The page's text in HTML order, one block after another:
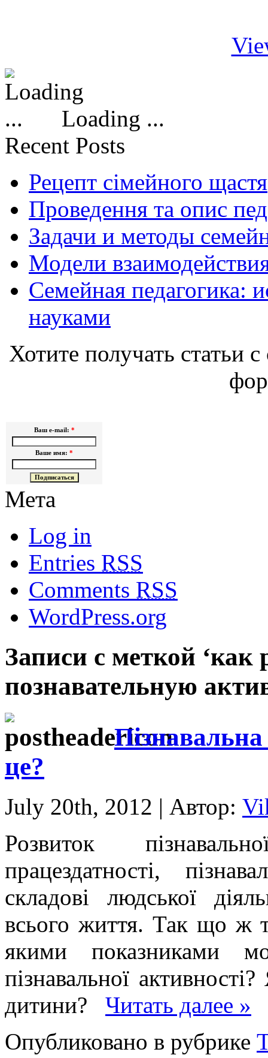
Loading ...
Recent Posts
Рецепт сімейного щастя
Проведення та опис
Задачи и методы
Модели
Семейная педагогика:
науками
Хотите получать статьи
Ваш e-mail: *
Ваше имя: *
Мета
Log in
Entries RSS
Comments RSS
WordPress.org
Записи с меткой ‘как
познавательную
це?
July 20th, 2012 | Автор:
Розвиток
працездатності,
складові людської
всього життя. Так що ж
якими показниками
пізнавальної
дитини? Читать далее »
Опубликовано в рубрике